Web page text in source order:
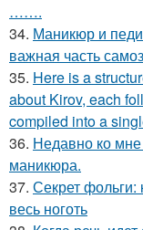
…….
34. Маникюр и
важная часть
35. Here is a
about Kirov, each
compiled into a
36. Недавно ко
маникюра.
37. Секрет фольги:
весь ноготь